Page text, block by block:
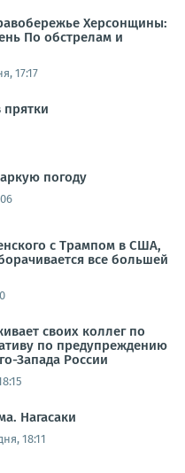
Херсонщины:
По обстрелам и
17:17
прятки
погоду
с Трампом в США,
все большей
своих коллег по
по предупреждению
Запада России
Нагасаки
18:11